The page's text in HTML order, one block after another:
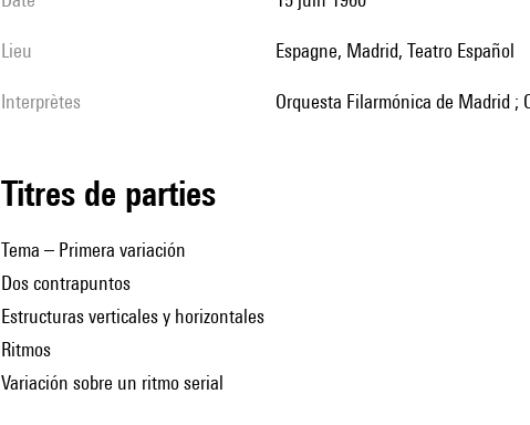
lieu Espagne, Madrid, Teatro Español
interprètes Orquesta Filarmónica de Madrid
Titres de parties
Tema – Primera variación
Dos contrapuntos
Estructuras verticales y horizontales
Ritmos
Variación sobre un ritmo serial